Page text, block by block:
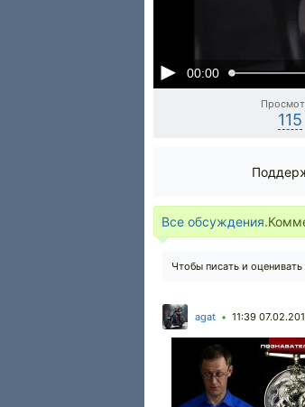
00:00
115
Все обсуждения.
Чтобы писать и
agat • 11:39